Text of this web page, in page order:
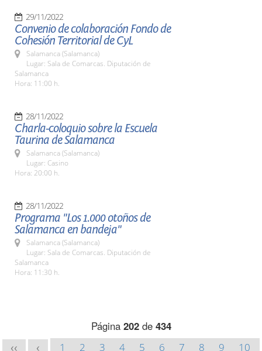
29/11/2022
Convenio de colaboración Fondo de
Cohesión Territorial de CyL
Salamanca (Salamanca)
Lugar: Sala de Comarcas. Diputación de
Salamanca
Hora: 11:00 h.
28/11/2022
Charla-coloquio sobre la Escuela
Taurina de Salamanca
Salamanca (Salamanca)
Lugar: Casino
Hora: 20:00 h.
28/11/2022
Programa "Los 1.000 otoños de
Salamanca en bandeja"
Salamanca (Salamanca)
Lugar: Sala de Comarcas. Diputación de
Salamanca
Hora: 11:30 h.
Página 202de 434
<< < 1 2 3 4 5 6 7 8 9
10